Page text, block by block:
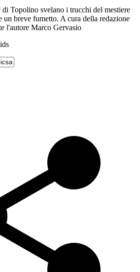
Topolino svelano i trucchi del mestiere
un breve fumetto. A cura della redazione
l'autore Marco Gervasio